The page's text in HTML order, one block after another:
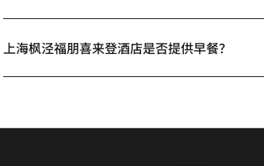
上海枫泾福朋喜来登酒店是否提供早餐？